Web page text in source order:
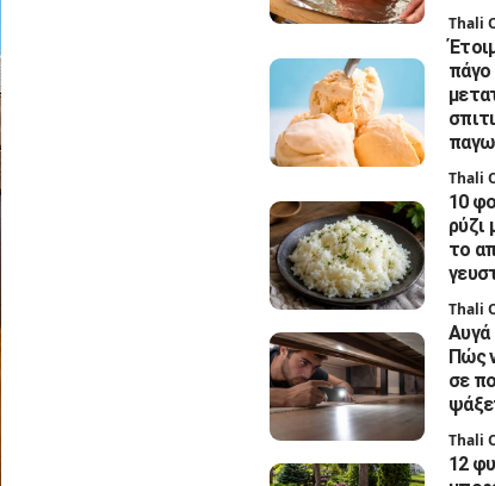
Thali
πάγο
Thali
10
ρύζι
το
Thali
Αυγά
Πώς
σε
Thali
12